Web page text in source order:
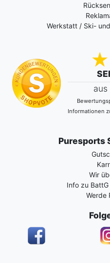
Werkstatt / Ski-
Informationen
Puresports
Wir
Info zu
Werde